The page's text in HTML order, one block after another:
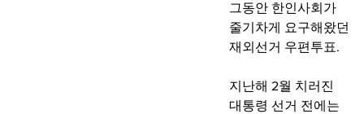
그동안 한인사회가
줄기차게 요구해왔던
재외선거 우편투표.
지난해 2월 치러진
대통령 선거 전에는